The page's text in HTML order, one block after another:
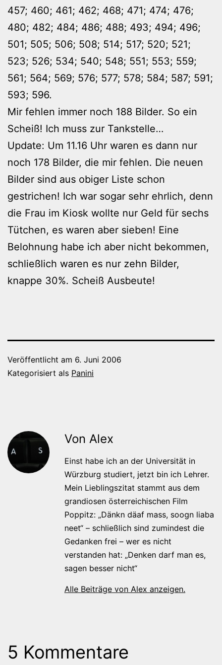
457; 460; 461; 462; 468; 471; 474; 476;
480; 482; 484; 486; 488; 493; 494; 496;
501; 505; 506; 508; 514; 517; 520; 521;
523; 526; 534; 540; 548; 551; 553; 559;
561; 564; 569; 576; 577; 578; 584; 587; 591;
593; 596.
Mir fehlen immer noch 188 Bilder. So ein
Scheiß! Ich muss zur Tankstelle…
Update: Um 11.16 Uhr waren es dann nur
noch 178 Bilder, die mir fehlen. Die neuen
Bilder sind aus obiger Liste schon
gestrichen! Ich war sogar sehr ehrlich, denn
die Frau im Kiosk wollte nur Geld für sechs
Tütchen, es waren aber sieben! Eine
Belohnung habe ich aber nicht bekommen,
schließlich waren es nur zehn Bilder,
knappe 30%. Scheiß Ausbeute!
Veröffentlicht am 6. Juni 2006
Kategorisiert als Panini
Von Alex
Einst habe ich an der Universität in
Würzburg studiert, jetzt bin ich Lehrer.
Mein Lieblingszitat stammt aus dem
grandiosen österreichischen Film
Poppitz: „Dänkn däaf mass, soogn liaba
neet“ – schließlich sind zumindest die
Gedanken frei – wer es nicht
verstanden hat: „Denken darf man es,
sagen besser nicht“
Alle Beiträge von Alex anzeigen.
5 Kommentare